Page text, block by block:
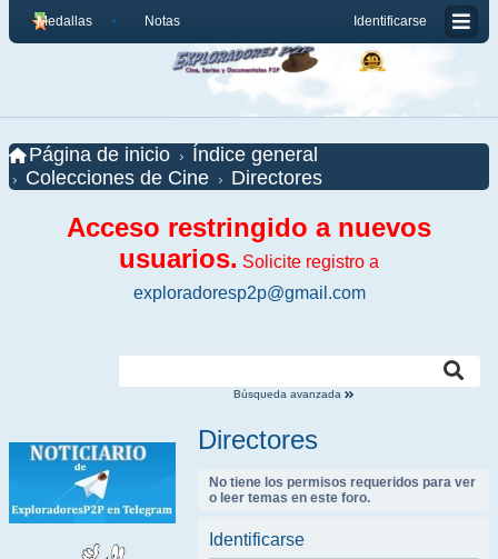
Identificarse
Medallas Notas
Página de inicio
Índice general
Colecciones de Cine
Directores
Acceso restringido a nuevos
usuarios. Solicite registro a
exploradoresp2p@gmail.com
Búsqueda avanzada
Directores
No tiene los permisos requeridos para ver
o leer temas en este foro.
Identificarse